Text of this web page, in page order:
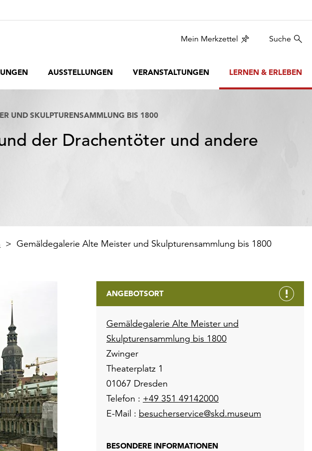
Mein Merkzettel Suche
AUSSTELLUNGEN VERANSTALTUNGEN LERNEN & ERLEBEN
UND SKULPTURENSAMMLUNG BIS 1800
der Drachentöter und andere
Gemäldegalerie Alte Meister und Skulpturensammlung bis 1800
ANGEBOTSORT
Gemäldegalerie Alte Meister und
Skulpturensammlung bis 1800
Zwinger
Theaterplatz 1
01067 Dresden
Telefon : +49 351 49142000
E-Mail : besucherservice@skd.museum
BESONDERE INFORMATIONEN